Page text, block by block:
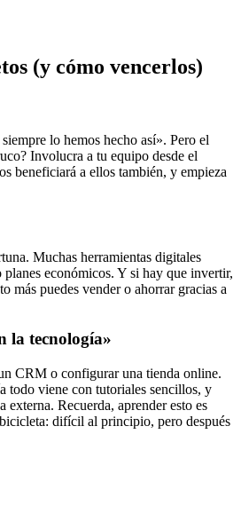
(y cómo vencerlos)
lo hemos hecho así». Pero el
Involucra a tu equipo desde el
beneficiará a ellos también, y empieza
Muchas herramientas digitales
planes económicos. Y si hay que invertir,
más puedes vender o ahorrar gracias a
la tecnología»
CRM o configurar una tienda online.
todo viene con tutoriales sencillos, y
externa. Recuerda, aprender esto es
difícil al principio, pero después